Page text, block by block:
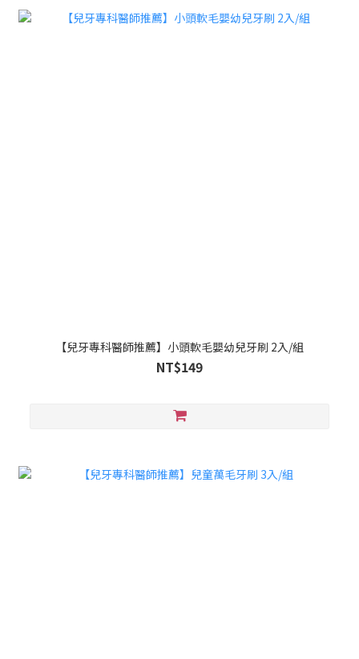
【兒牙專科醫師推薦】小頭軟毛嬰幼兒牙刷 2入/組
NT$149